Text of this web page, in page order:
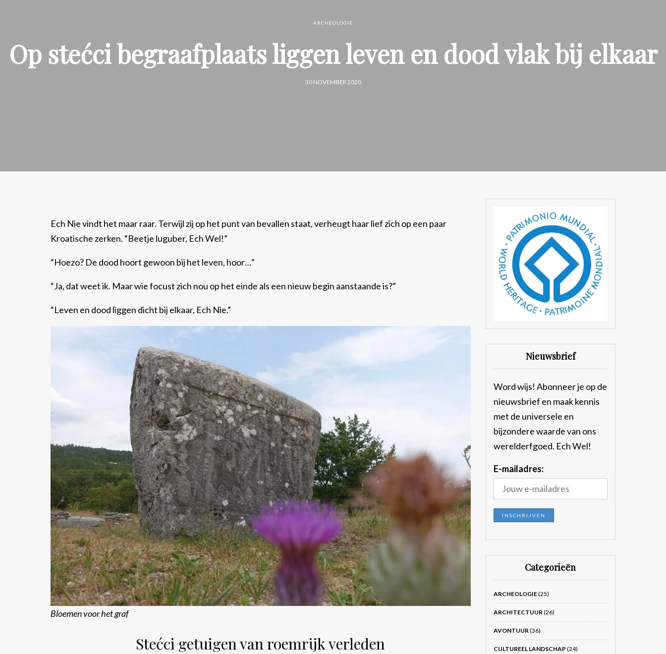
ARCHEOLOGIE
Op stećci begraafplaats liggen leven en dood vlak bij elkaar
30 NOVEMBER 2020
Ech Nie vindt het maar raar. Terwijl zij op het punt van bevallen staat, verheugt haar lief zich op een paar
Kroatische zerken. “Beetje luguber, Ech Wel!”
“Hoezo? De dood hoort gewoon bij het leven, hoor…”
“Ja, dat weet ik. Maar wie focust zich nou op het einde als een nieuw begin aanstaande is?”
“Leven en dood liggen dicht bij elkaar, Ech Nie.”
Bloemen voor het graf
Stećci getuigen van roemrijk verleden
Nieuwsbrief
Word wijs! Abonneer je op de
nieuwsbrief en maak kennis
met de universele en
bijzondere waarde van ons
werelderfgoed. Ech Wel!
E-mailadres:
Categorieën
ARCHEOLOGIE(25)
ARCHITECTUUR (26)
AVONTUUR (36)
CULTUREEL LANDSCHAP (24)